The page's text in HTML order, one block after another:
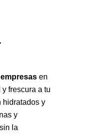
en
frescura a tu
hidratados y
y
la